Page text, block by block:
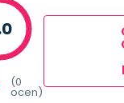
(0
ocen)